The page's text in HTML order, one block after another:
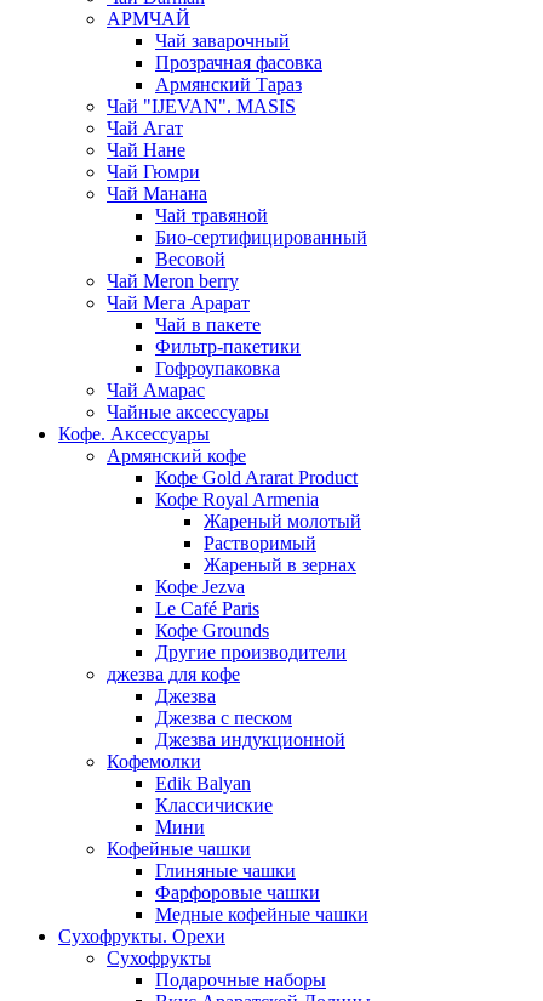
АРМЧАЙ
Чай заварочный
Прозрачная фасовка
Армянский Тараз
Чай "IJEVAN". MASIS
Чай Агат
Чай Нане
Чай Гюмри
Чай Манана
Чай травяной
Био-сертифицированный
Весовой
Чай Meron berry
Чай Мега Арарат
Чай в пакете
Фильтр-пакетики
Гофроупаковка
Чай Амарас
Чайные аксессуары
Кофе. Аксессуары
Армянский кофе
Кофе Gold Ararat Product
Кофе Royal Armenia
Жареный молотый
Растворимый
Жареный в зернах
Кофе Jezva
Le Café Paris
Кофе Grounds
Другие производители
джезва для кофе
Джезва
Джезва с песком
Джезва индукционной
Кофемолки
Edik Balyan
Классичиские
Мини
Кофейные чашки
Глиняные чашки
Фарфоровые чашки
Медные кофейные чашки
Сухофрукты. Орехи
Сухофрукты
Подарочные наборы